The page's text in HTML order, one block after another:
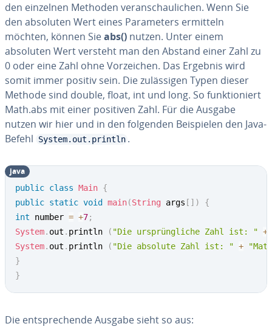
den einzelnen Methoden ver­an­schau­li­chen. Wenn Sie
den absoluten Wert eines Pa­ra­me­ters ermitteln
möchten, können Sieabs() nutzen. Unter einem
absoluten Wert versteht man den Abstand einer Zahl zu
0 oder eine Zahl ohne Vor­zei­chen. Das Ergebnis wird
somit immer positiv sein. Die zu­läs­si­gen Typen dieser
Methode sind double, float, int und long. So funk­tio­niert
Math.abs mit einer positiven Zahl. Für die Ausgabe
nutzen wir hier und in den folgenden Bei­spie­len den Java-
Befehl
System.out.println .
public class Main {
public static void main(String args [ ] )
{
int number = +7;
System. out . println ( "Die ursprüngliche Zahl ist: " +
System. out . println ( "Die absolute Zahl ist: " +
}
}
java
Die ent­spre­chen­de Ausgabe sieht so aus: